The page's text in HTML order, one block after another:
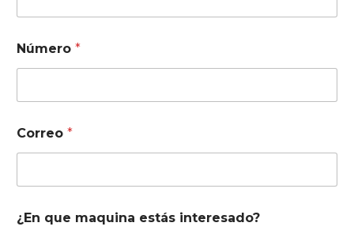
¿
E
N
m
b
r
Número *
Correo *
¿En que maquina estás interesado?